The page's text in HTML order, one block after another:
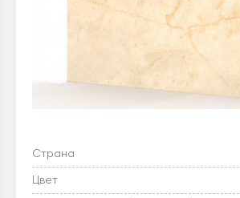
Страна
Цвет